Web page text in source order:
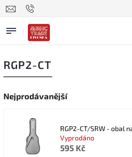
RGP2-CT
Nejprodávanější
RGP2-CT/SRW - obal
Vyprodáno
595 Kč